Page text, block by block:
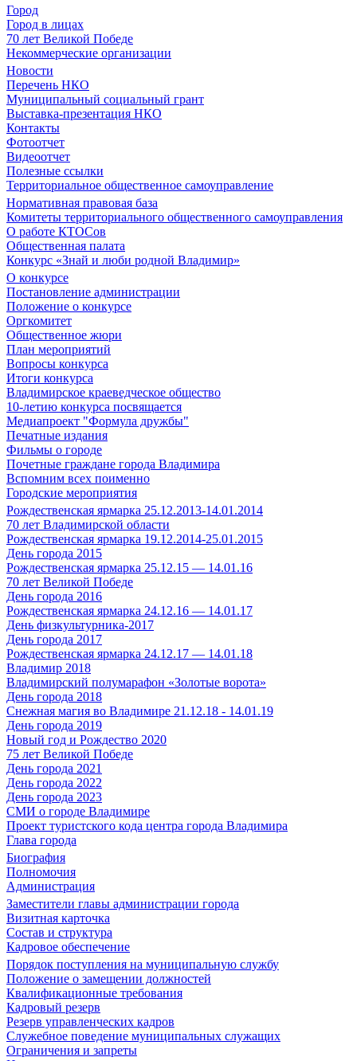
Город
Город в лицах
70 лет Великой Победе
Некоммерческие организации
Новости
Перечень НКО
Муниципальный социальный грант
Выставка-презентация НКО
Контакты
Фотоотчет
Видеоотчет
Полезные ссылки
Территориальное общественное самоуправление
Нормативная правовая база
Комитеты территориального общественного самоуправления
О работе КТОСов
Общественная палата
Конкурс «Знай и люби родной Владимир»
О конкурсе
Постановление администрации
Положение о конкурсе
Оргкомитет
Общественное жюри
План мероприятий
Вопросы конкурса
Итоги конкурса
Владимирское краеведческое общество
10-летию конкурса посвящается
Медиапроект "Формула дружбы"
Печатные издания
Фильмы о городе
Почетные граждане города Владимира
Вспомним всех поименно
Городские мероприятия
Рождественская ярмарка 25.12.2013-14.01.2014
70 лет Владимирской области
Рождественская ярмарка 19.12.2014-25.01.2015
День города 2015
Рождественская ярмарка 25.12.15 — 14.01.16
70 лет Великой Победе
День города 2016
Рождественская ярмарка 24.12.16 — 14.01.17
День физкультурника-2017
День города 2017
Рождественская ярмарка 24.12.17 — 14.01.18
Владимир 2018
Владимирский полумарафон «Золотые ворота»
День города 2018
Снежная магия во Владимире 21.12.18 - 14.01.19
День города 2019
Новый год и Рождество 2020
75 лет Великой Победе
День города 2021
День города 2022
День города 2023
СМИ о городе Владимире
Проект туристского кода центра города Владимира
Глава города
Биография
Полномочия
Администрация
Заместители главы администрации города
Визитная карточка
Состав и структура
Кадровое обеспечение
Порядок поступления на муниципальную службу
Положение о замещении должностей
Квалификационные требования
Кадровый резерв
Резерв управленческих кадров
Служебное поведение муниципальных служащих
Ограничения и запреты